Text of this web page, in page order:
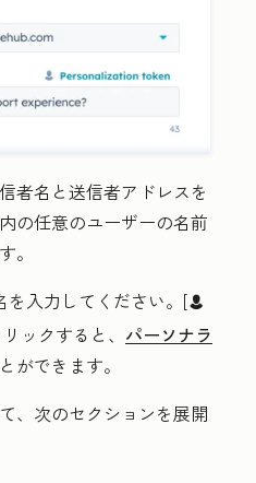
者名 と送信者アドレスを
の任意のユーザーの名前
。
を入力してください。[contacts
ックすると、 パーソナラ
ができます。
、次のセクションを展開